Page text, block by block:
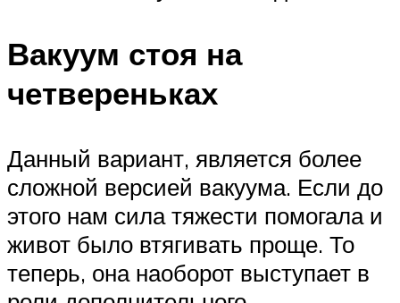
Вакуум стоя на
четвереньках
Данный вариант, является более
сложной версией вакуума. Если до
этого нам сила тяжести помогала и
живот было втягивать проще. То
теперь, она наоборот выступает в